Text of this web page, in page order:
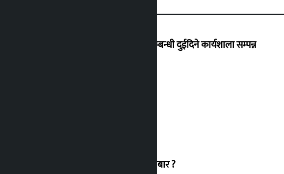
हिलसाइड कलेजमा .NET र Umbraco सम्बन्धी दुईदिने कार्यशाला सम्पन्न
सुनचाँदीको मूल्य बढ्यो, कतिमा हुँदैछ कारोबार ?